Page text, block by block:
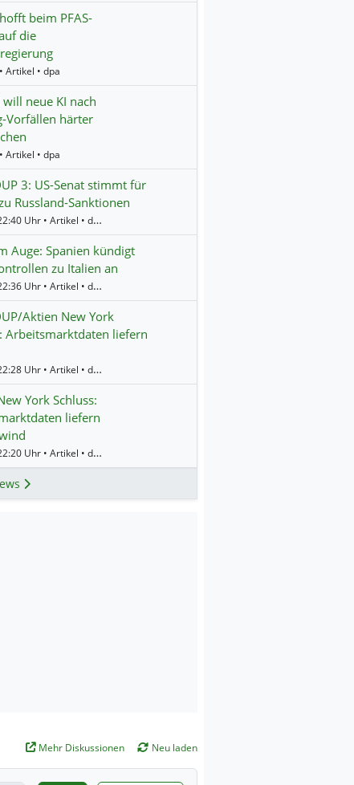
beim PFAS-
die
Artikel • dpa
will neue KI nach
Vorfällen härter
Artikel • dpa
3: US-Senat stimmt für
Russland-Sanktionen
Gestern 22:40 Uhr • Artikel • dpa-AFX
Auge: Spanien kündigt
zu Italien an
Gestern 22:36 Uhr • Artikel • dpa-AFX
Aktien New York
Arbeitsmarktdaten liefern
Gestern 22:28 Uhr • Artikel • dpa-AFX
York Schluss:
liefern
Gestern 22:20 Uhr • Artikel • dpa-AFX
Mehr Diskussionen Neu laden